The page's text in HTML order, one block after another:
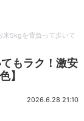
米5kgを背負って歩いて
もラク！激安
】
2026.6.28 21:10